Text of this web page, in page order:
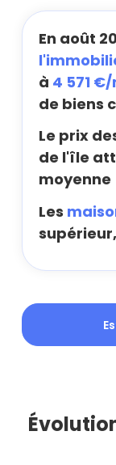
En août
à 4 571 €/
de biens
Le prix
de l'île
moyenne
Les